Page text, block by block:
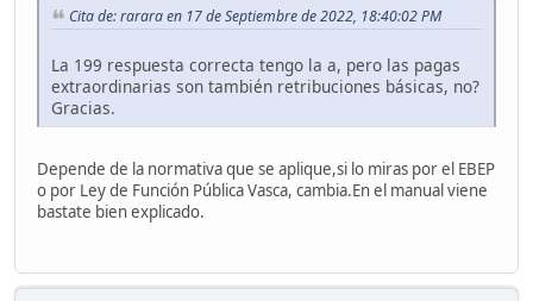
Cita de: rarara en 17 de Septiembre de 2022, 18:40:02 PM
La 199 respuesta correcta tengo la a, pero las pagas
extraordinarias son también retribuciones básicas, no?
Gracias.
Depende de la normativa que se aplique,si lo miras por el EBEP
o por Ley de Función Pública Vasca, cambia.En el manual viene
bastate bien explicado.